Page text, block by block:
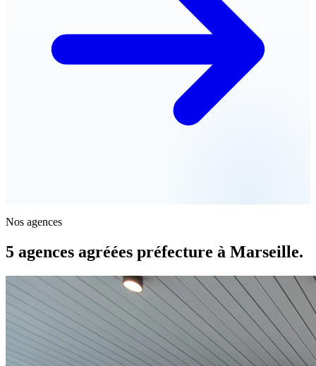
Nos agences
5 agences agréées préfecture à Marseille.